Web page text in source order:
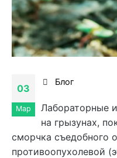
03
Мар
Блог
Лабораторные
на грызунах,
сморчка съедобного
противоопухолевой